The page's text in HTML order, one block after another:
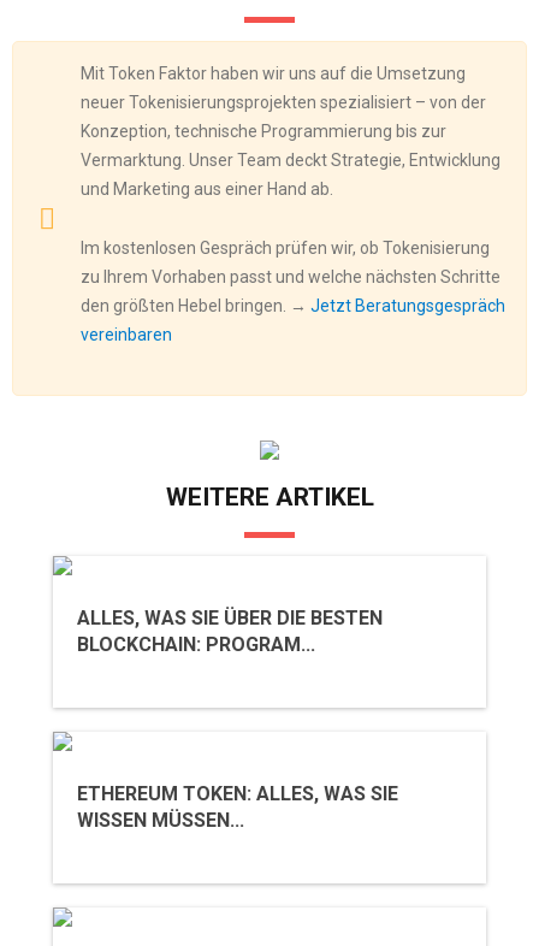
Mit Token Faktor haben wir uns auf die Umsetzung
neuer Tokenisierungsprojekten spezialisiert – von der
Konzeption, technische Programmierung bis zur
Vermarktung. Unser Team deckt Strategie, Entwicklung
und Marketing aus einer Hand ab.
Im kostenlosen Gespräch prüfen wir, ob Tokenisierung
zu Ihrem Vorhaben passt und welche nächsten Schritte
den größten Hebel bringen. → Jetzt Beratungsgespräch
vereinbaren
WEITERE ARTIKEL
ALLES, WAS SIE ÜBER DIE BESTEN
BLOCKCHAIN: PROGRAM...
ETHEREUM TOKEN: ALLES, WAS SIE
WISSEN MÜSSEN...